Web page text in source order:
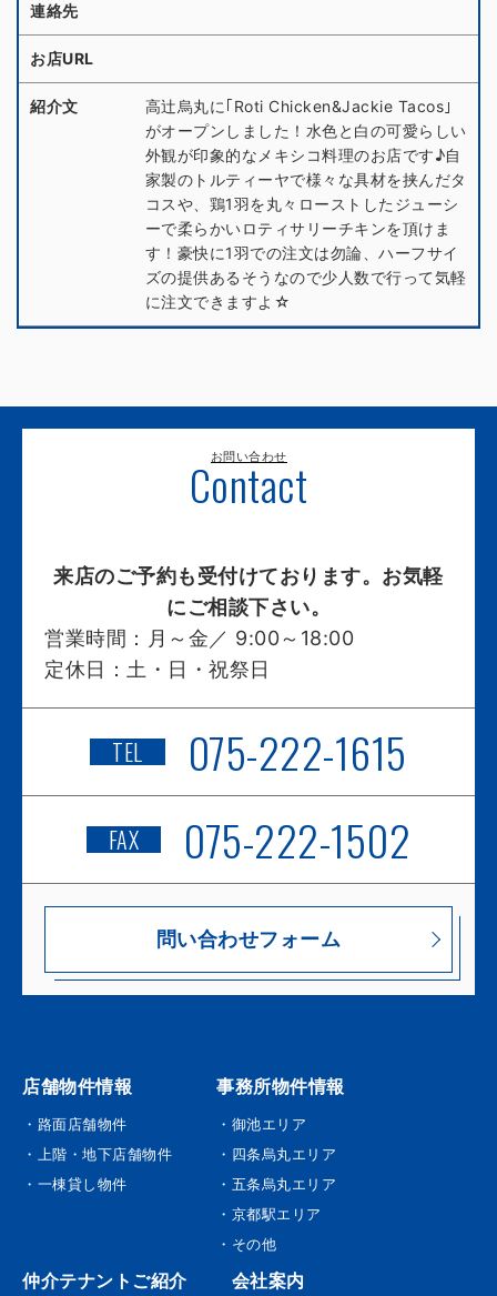
連絡先
お店URL
紹介文
高辻烏丸に｢Roti Chicken&Jackie Tacos｣
がオープンしました！水色と白の可愛らしい
外観が印象的なメキシコ料理のお店です♪自
家製のトルティーヤで様々な具材を挟んだタ
コスや、鶏1羽を丸々ローストしたジューシ
ーで柔らかいロティサリーチキンを頂けま
す！豪快に1羽での注文は勿論、ハーフサイ
ズの提供あるそうなので少人数で行って気軽
に注文できますよ☆
お問い合わせ
Contact
来店のご予約も受付けております。お気軽
にご相談下さい。
営業時間：
月～金／ 9:00～18:00
定休日： 土・日・祝祭日
TEL 075-222-1615
FAX 075-222-1502
問い合わせフォーム
店舗物件情報
・路面店舗物件
・上階・地下店舗物件
・一棟貸し物件
事務所物件情報
・御池エリア
・四条烏丸エリア
・五条烏丸エリア
・京都駅エリア
・その他
仲介テナントご紹介 会社案内